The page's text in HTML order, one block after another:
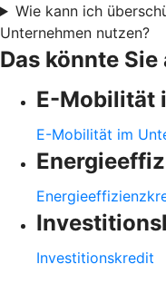
Wie kann ich
Unternehmen nutzen?
Das könnte
E-Mobilität
E-Mobilität im
Investitionskredit